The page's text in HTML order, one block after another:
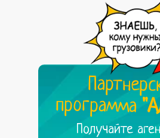
программа
Получайте